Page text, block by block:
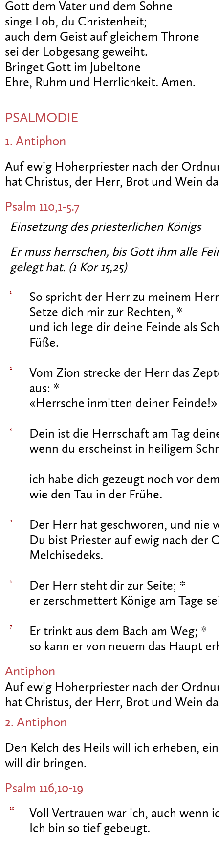
Gott dem Vater und dem Sohne
singe Lob, du Christenheit;
auch dem Geist auf gleichem Throne
sei der Lobgesang geweiht.
Bringet Gott im Jubeltone
Ehre, Ruhm und Herrlichkeit. Amen.
PSALMODIE
1. Antiphon
Auf ewig Hoherpriester nach der
hat Christus, der Herr, Brot und Wein
Psalm 110,1-5.7
Einsetzung des priesterlichen Königs
Er muss herrschen, bis Gott ihm alle
gelegt hat. (1 Kor 15,25)
1
So spricht der Herr zu meinem
Setze dich mir zur Rechten, *
und ich lege dir deine Feinde als
Füße.
2
Vom Zion strecke der Herr das
aus: *
«Herrsche inmitten deiner Feinde!»
3
Dein ist die Herrschaft am Tag
wenn du erscheinst in heiligem
ich habe dich gezeugt noch vor
wie den Tau in der Frühe.
4
Der Herr hat geschworen, und nie
Du bist Priester auf ewig nach der
Melchisedeks.
5
Der Herr steht dir zur Seite; *
er zerschmettert Könige am Tage
7
Er trinkt aus dem Bach am Weg; *
so kann er von neuem das Haupt
Antiphon
Auf ewig Hoherpriester nach der
hat Christus, der Herr, Brot und Wein
2. Antiphon
Den Kelch des Heils will ich erheben,
will dir bringen.
Psalm 116,10-19
10
Voll Vertrauen war ich, auch wenn
Ich bin so tief gebeugt.